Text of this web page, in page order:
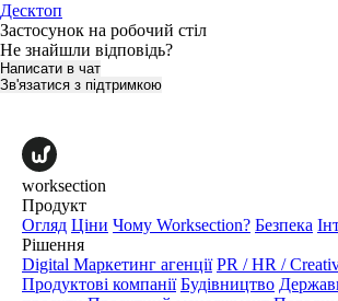
Десктоп
Застосунок на робочий стіл
Не знайшли відповідь?
Написати в чат
Зв'язатися з підтримкою
worksection
Продукт
Огляд Ціни Чому Worksection? Безпека
Рішення
Digital Маркетинг агенції PR / HR /
Продуктові компанії Будівництво